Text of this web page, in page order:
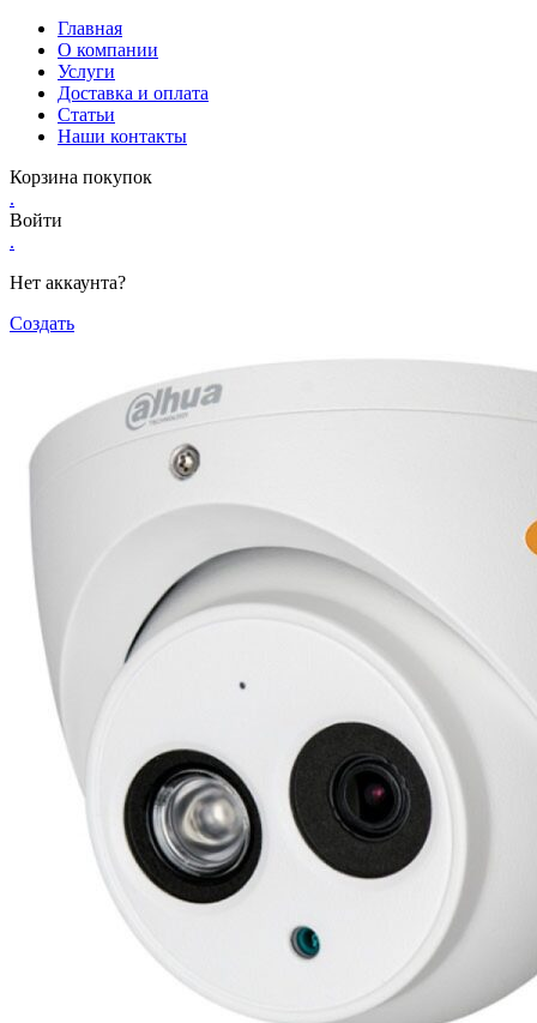
Главная
О компании
Услуги
Доставка и оплата
Статьи
Наши контакты
Корзина покупок
.
Войти
.
Нет аккаунта?
Создать